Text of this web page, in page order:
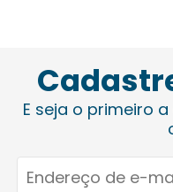
E seja o primeiro